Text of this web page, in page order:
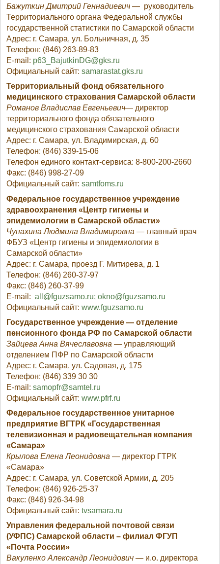
Бажуткин Дмитрий Геннадиевич — руководитель
Территориального органа Федеральной службы
государственной статистики по Самарской области
Адрес: г. Самара, ул. Больничная, д. 35
Телефон: (846) 263-89-83
E-mail: p63_BajutkinDG@gks.ru
Официальный сайт:samarastat.gks.ru
Территориальный фонд обязательного
медицинского страхования Самарской области
Романов Владислав Евгеньевич— директор
территориального фонда обязательного
медицинского страхования Самарской области
Адрес: г. Самара, ул. Владимирская, д. 60
Телефон: (846) 339-15-06
Телефон единого контакт-сервиса: 8-800-200-2660
Факс: (846) 998-27-09
Официальный сайт:samtfoms.ru
Федеральное государственное учреждение
здравоохранения «Центр гигиены и
эпидемиологии в Самарской области»
Чупахина Людмила Владимировна — главный врач
ФБУЗ «Центр гигиены и эпидемиологии в
Самарской области»
Адрес: г. Самара, проезд Г. Митирева, д. 1
Телефон: (846) 260-37-97
Факс: (846) 260-37-99
E-mail: all@fguzsamo.ru;okno@fguzsamo.ru
Официальный сайт:www.fguzsamo.ru
Государственное учреждение — отделение
пенсионного фонда РФ по Самарской области
Зайцева Анна Вячеславовна — управляющий
отделением ПФР по Самарской области
Адрес: г. Самара, ул. Садовая, д. 175
Телефон: (846) 339 30 30
E-mail:samopfr@samtel.ru
Официальный сайт:www.pfrf.ru
Федеральное государственное унитарное
предприятие ВГТРК «Государственная
телевизионная и радиовещательная компания
«Самара»
Крылова Елена Леонидовна — директор ГТРК
«Самара»
Адрес: г. Самара, ул. Советской Армии, д. 205
Телефон: (846) 926-25-37
Факс: (846) 926-34-98
Официальный сайт:tvsamara.ru
Управления федеральной почтовой связи
(УФПС) Самарской области – филиал ФГУП
«Почта России»
Вакуленко Александр Леонидович — и.о. директора